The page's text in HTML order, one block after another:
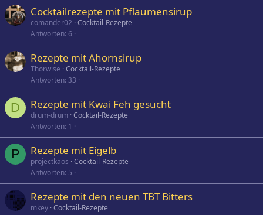
Cocktailrezepte mit Pflaumensirup
comander02 Cocktail-Rezepte
Antworten 6
Rezepte mit Ahornsirup
Thorwise Cocktail-Rezepte
Antworten 33
D Rezepte mit Kwai Feh gesucht
drum-drum Cocktail-Rezepte
Antworten 1
P Rezepte mit Eigelb
projectkaos Cocktail-Rezepte
Antworten 5
Rezepte mit den neuen TBT Bitters
mkey Cocktail-Rezepte